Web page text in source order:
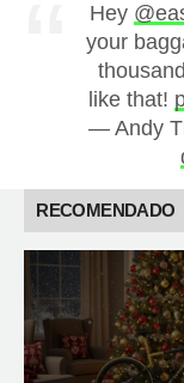
Hey
your
like that!
— Andy
RECOMENDADO